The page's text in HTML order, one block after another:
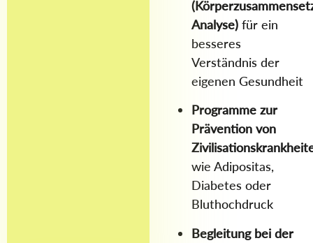
Analyse) für ein
besseres
Verständnis der
eigenen Gesundheit
Programme zur
Prävention von
wie Adipositas,
Diabetes oder
Bluthochdruck
Begleitung bei der